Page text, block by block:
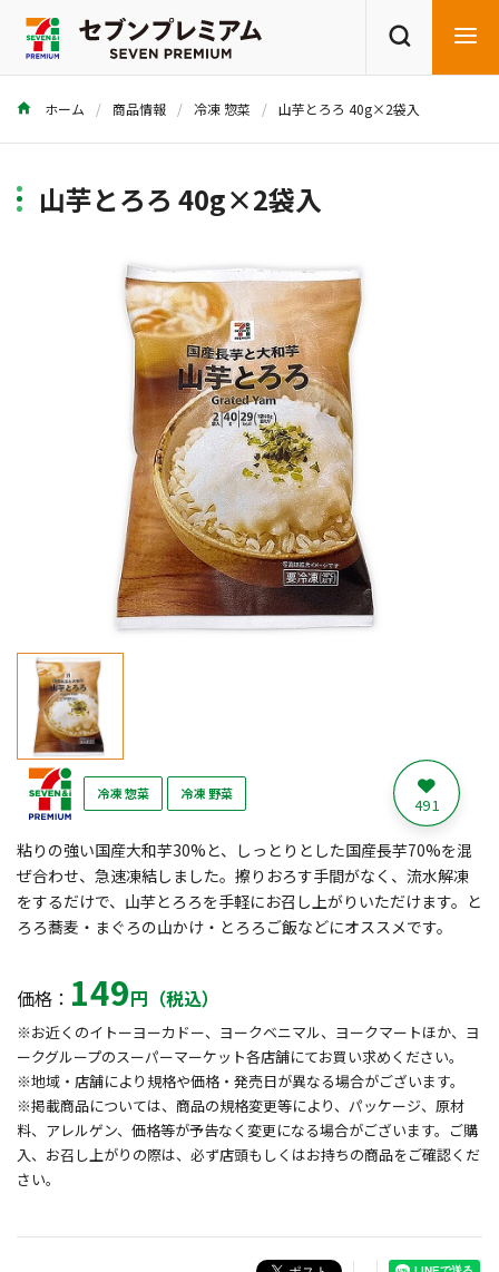
商品を探す
ホーム 商品情報 冷凍 惣菜 山芋とろろ 40g×2袋入
山芋とろろ 40g×2袋入
冷凍 惣菜 冷凍 野菜 491
粘りの強い国産大和芋30%と、しっとりとした国産長芋70%を混
ぜ合わせ、急速凍結しました。擦りおろす手間がなく、流水解凍
をするだけで、山芋とろろを手軽にお召し上がりいただけます。と
ろろ蕎麦・まぐろの山かけ・とろろご飯などにオススメです。
価格： 149円（税込）
※お近くのイトーヨーカドー、ヨークベニマル、ヨークマートほか、ヨ
ークグループのスーパーマーケット各店舗にてお買い求めください。
※地域・店舗により規格や価格・発売日が異なる場合がございます。
※掲載商品については、商品の規格変更等により、パッケージ、原材
料、アレルゲン、価格等が予告なく変更になる場合がございます。ご購
入、お召し上がりの際は、必ず店頭もしくはお持ちの商品をご確認くだ
さい。